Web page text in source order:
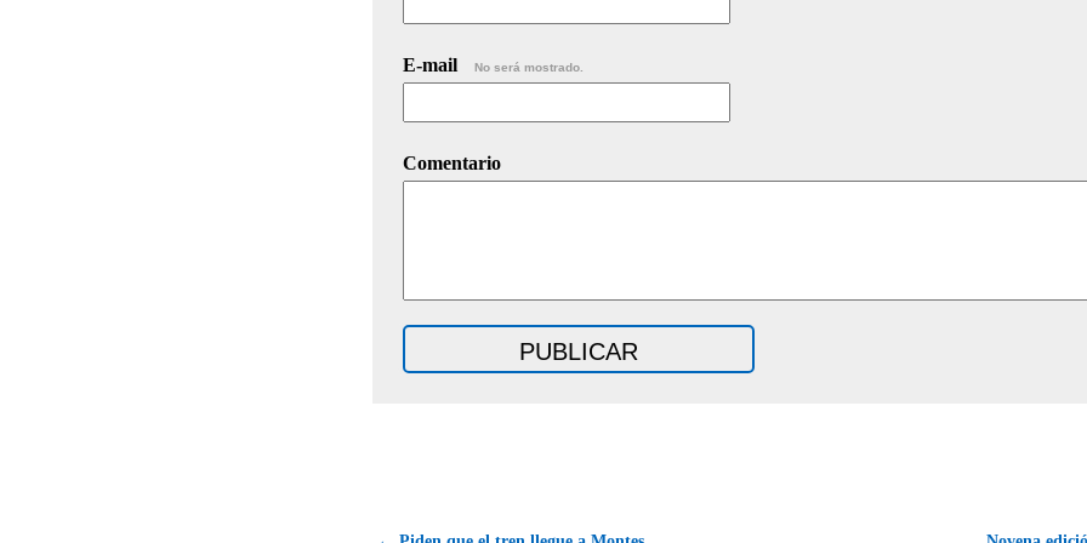
E-mail No será mostrado.
Comentario